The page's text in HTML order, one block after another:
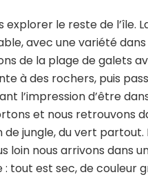
explorer le reste de l’île.
avec une variété
de la plage de galets
à des rochers, puis
l’impression d’être
et nous retrouvons
jungle, du vert partout.
loin nous arrivons dans
: tout est sec, de couleur